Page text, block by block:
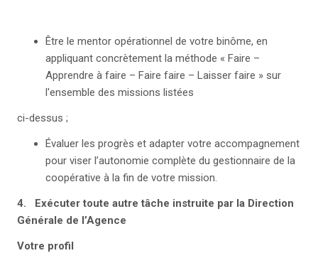
Être le mentor opérationnel de votre binôme, en
appliquant concrètement la méthode « Faire –
Apprendre à faire – Faire faire – Laisser faire » sur
l'ensemble des missions listées
ci-dessus ;
Évaluer les progrès et adapter votre accompagnement
pour viser l’autonomie complète du gestionnaire de la
coopérative à la fin de votre mission.
4. Exécuter toute autre tâche instruite par la Direction
Générale de l’Agence
Votre profil